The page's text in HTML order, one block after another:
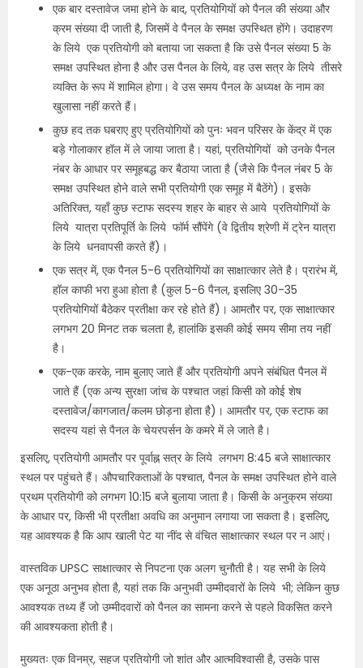
एक बार दस्तावेज जमा होने के बाद, प्रतियोगियों को पैनल की संख्या और
क्रम संख्या दी जाती है, जिसमें वे पैनल के समक्ष उपस्थित होंगे। उदाहरण
के लिये एक प्रतियोगी को बताया जा सकता है कि उसे पैनल संख्या 5 के
समक्ष उपस्थित होना है और उस पैनल के लिये, वह उस सत्र के लिये तीसरे
व्यक्ति के रूप में शामिल होगा। वे उस समय पैनल के अध्यक्ष के नाम का
खुलासा नहीं करते हैं।
कुछ हद तक घबराए हुए प्रतियोगियों को पुनः भवन परिसर के केंद्र में एक
बड़े गोलाकार हॉल में ले जाया जाता है। यहां, प्रतियोगियों को उनके पैनल
नंबर के आधार पर समूहबद्ध कर बैठाया जाता है (जैसे कि पैनल नंबर 5 के
समक्ष उपस्थित होने वाले सभी प्रतियोगी एक समूह में बैठेंगे)। इसके
अतिरिक्त, यहाँ कुछ स्टाफ सदस्य शहर के बाहर से आये प्रतियोगियों के
लिये यात्रा प्रतिपूर्ति के लिये फॉर्म सौंपेंगे (वे द्वितीय श्रेणी में ट्रेन यात्रा
के लिये धनवापसी करते हैं)।
एक सत्र में, एक पैनल 5-6 प्रतियोगियों का साक्षात्कार लेते है। प्रारंभ में,
हॉल काफी भरा हुआ होता है (कुल 5-6 पैनल, इसलिए 30-35
प्रतियोगियों बैठेकर प्रतीक्षा कर रहे होते हैं)। आमतौर पर, एक साक्षात्कार
लगभग 20 मिनट तक चलता है, हालांकि इसकी कोई समय सीमा तय नहीं
है।
एक-एक करके, नाम बुलाए जाते हैं और प्रतियोगी अपने संबंधित पैनल में
जाते हैं (एक अन्य सुरक्षा जांच के पश्चात जहां किसी को कोई शेष
दस्तावेज/कागजात/कलम छोड़ना होता है)। आमतौर पर, एक स्टाफ का
सदस्य यहां से पैनल के चेयरपर्सन के कमरे में ले जाते है।
इसलिए, प्रतियोगी आमतौर पर पूर्वाह्न सत्र के लिये लगभग 8:45 बजे साक्षात्कार
स्थल पर पहुंचते हैं। औपचारिकताओं के पश्चात, पैनल के समक्ष उपस्थित होने वाले
प्रथम प्रतियोगी को लगभग 10:15 बजे बुलाया जाता है। किसी के अनुक्रम संख्या
के आधार पर, किसी भी प्रतीक्षा अवधि का अनुमान लगाया जा सकता है। इसलिए,
यह आवश्यक है कि आप खाली पेट या नींद से वंचित साक्षात्कार स्थल पर न आएं।
वास्तविक UPSC साक्षात्कार से निपटना एक अलग चुनौती है। यह सभी के लिये
एक अनूठा अनुभव होता है, यहां तक कि अनुभवी उम्मीदवारों के लिये भी; लेकिन कुछ
आवश्यक तथ्य हैं जो उम्मीदवारों को पैनल का सामना करने से पहले विकसित करने
की आवश्यकता होती है।
मुख्यतः एक विनम्र, सहज प्रतियोगी जो शांत और आत्मविश्वासी है, उसके पास